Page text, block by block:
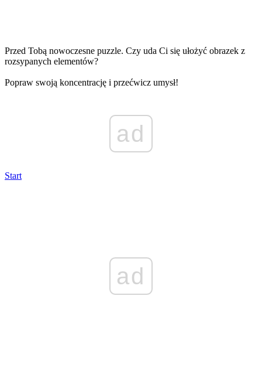
Przed Tobą nowoczesne puzzle. Czy uda Ci się ułożyć obrazek z
rozsypanych elementów?
Popraw swoją koncentrację i przećwicz umysł!
ad
Start
ad